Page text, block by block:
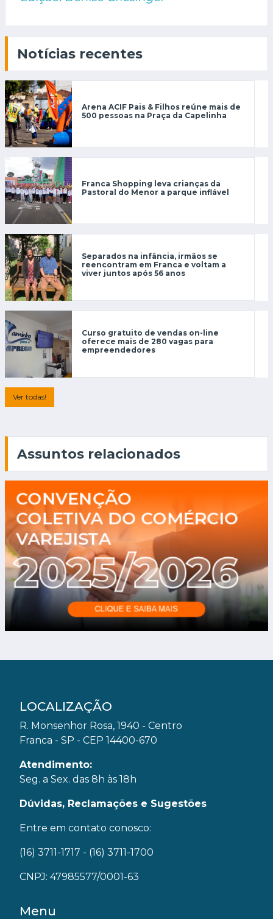
Notícias recentes
Arena ACIF Pais & Filhos reúne mais de
500 pessoas na Praça da Capelinha
Franca Shopping leva crianças da
Pastoral do Menor a parque inflável
Separados na infância, irmãos se
reencontram em Franca e voltam a
viver juntos após 56 anos
Curso gratuito de vendas on-line
oferece mais de 280 vagas para
empreendedores
Ver todas!
Assuntos relacionados
LOCALIZAÇÃO
R. Monsenhor Rosa, 1940 - Centro
Franca - SP - CEP 14400-670
Atendimento:
Seg. a Sex. das 8h às 18h
Dúvidas, Reclamações e Sugestões
Entre em contato conosco:
(16) 3711-1717 - (16) 3711-1700
CNPJ: 47985577/0001-63
Menu